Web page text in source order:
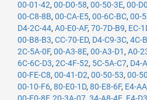
00-01-42, 00-D0-58, 00-50-3E, 00-
00-C8-8B, 00-CA-E5, 00-6C-BC, 00-
D4-2C-44, A0-E0-AF, 70-7D-B9, EC-
00-B8-B3, CC-70-ED, D4-C9-3C, 4C-
2C-5A-0F, 00-A3-8E, 00-A3-D1 , A0-
6C-6C-D3, 2C-4F-52, 5C-5A-C7, D4-
00-FE-C8, 00-41-D2, 00-50-53, 00-
00-10-F6, 80-E0-1D, 80-E8-6F, E4-